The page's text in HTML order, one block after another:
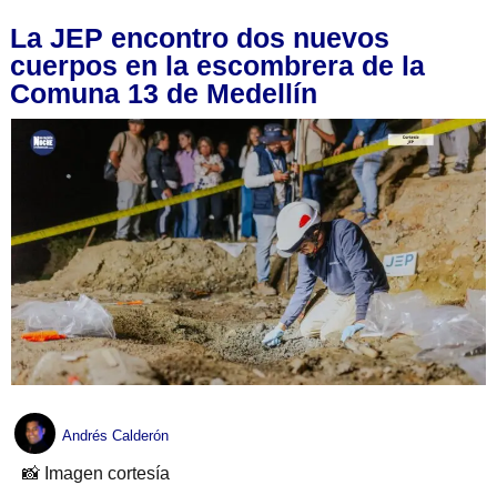
La JEP encontro dos nuevos
cuerpos en la escombrera de la
Comuna 13 de Medellín
Andrés Calderón
📸 Imagen cortesía